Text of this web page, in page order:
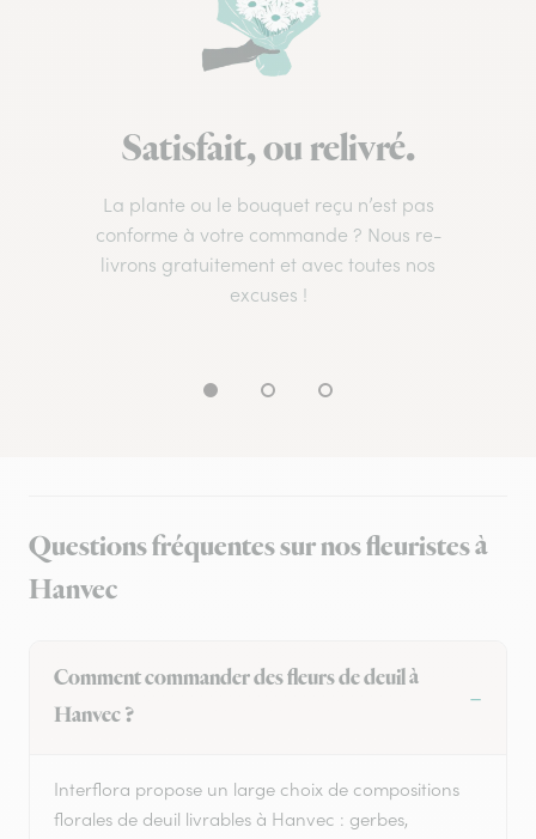
Satisfait, ou relivré.
La plante ou le bouquet reçu n’est pas
conforme à votre commande ? Nous re-
livrons gratuitement et avec toutes nos
excuses !
Questions fréquentes sur nos fleuristes à
Hanvec
Comment commander des fleurs de deuil à
Hanvec ?
Interflora propose un large choix de compositions
florales de deuil livrables à Hanvec : gerbes,